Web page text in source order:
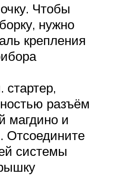
Чтобы
нужно
крепления
разъём
магдино и
Отсоедините
системы